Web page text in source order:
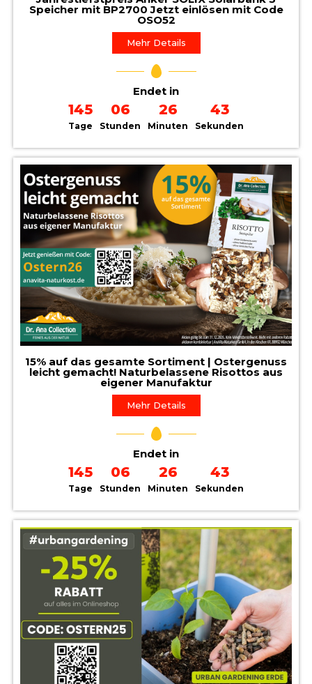
Speicher mit BP2700 Jetzt einlösen mit Code
OSO52
Mehr Details
Endet in
145
Tage
06
Stunden
26
Minuten
41
Sekunden
15% auf das gesamte Sortiment | Ostergenuss
leicht gemacht! Naturbelassene Risottos aus
eigener Manufaktur
Mehr Details
Endet in
145
Tage
06
Stunden
26
Minuten
41
Sekunden